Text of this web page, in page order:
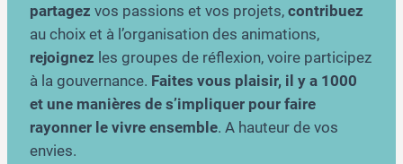
partagez vos passions et vos projets, contribuez
au choix et à l’organisation des animations,
rejoignez les groupes de réflexion, voire participez
à la gouvernance. Faites vous plaisir, il y a 1000
et une manières de s’impliquer pour faire
rayonner le vivre ensemble. A hauteur de vos
envies.